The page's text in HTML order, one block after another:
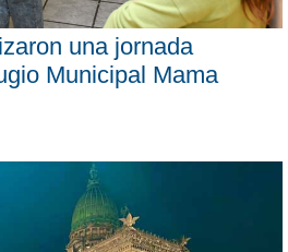
una jornada
Municipal Mama